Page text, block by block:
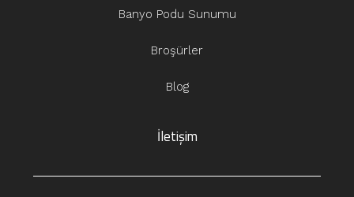
Banyo Podu Sunumu
Broşürler
Blog
İletişim